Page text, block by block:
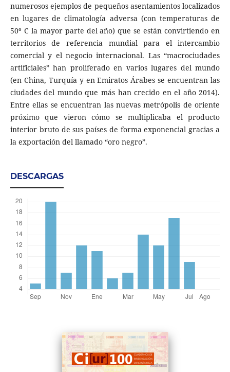
numerosos ejemplos de pequeños asentamientos localizados
en lugares de climatología adversa (con temperaturas de
50º C la mayor parte del año) que se están convirtiendo en
territorios de referencia mundial para el intercambio
comercial y el negocio internacional. Las “macrociudades
artificiales” han proliferado en varios lugares del mundo
(en China, Turquía y en Emiratos Árabes se encuentran las
ciudades del mundo que más han crecido en el año 2014).
Entre ellas se encuentran las nuevas metrópolis de oriente
próximo que vieron cómo se multiplicaba el producto
interior bruto de sus países de forma exponencial gracias a
la exportación del llamado “oro negro”.
DESCARGAS